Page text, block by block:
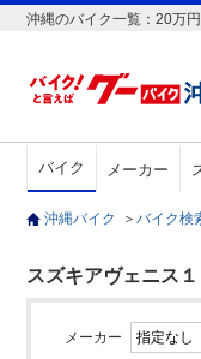
沖縄のバイク一覧：20万
バイク メーカー
沖縄バイク ＞ バイク検
スズキアヴェニス
メーカー